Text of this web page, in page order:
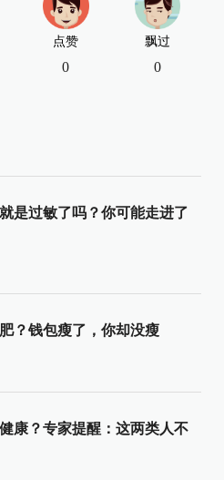
点赞
0
飘过
0
是过敏了吗？你可能走进了
？钱包瘦了，你却没瘦
康？专家提醒：这两类人不